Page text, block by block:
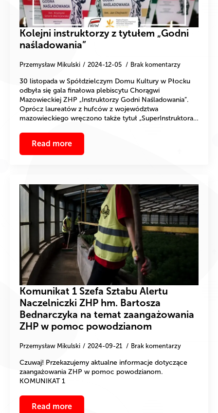
Kolejni instruktorzy z tytułem „Godni
naśladowania”
Przemysław Mikulski 2024-12-05 Brak komentarzy
30 listopada w Spółdzielczym Domu Kultury w Płocku
odbyła się gala finałowa plebiscytu Chorągwi
Mazowieckiej ZHP „Instruktorzy Godni Naśladowania”.
Oprócz laureatów z hufców z województwa
mazowieckiego wręczono także tytuł „SuperInstruktora…
Read more
Komunikat 1 Szefa Sztabu Alertu
Naczelniczki ZHP hm. Bartosza
Bednarczyka na temat zaangażowania
ZHP w pomoc powodzianom
Przemysław Mikulski 2024-09-21 Brak komentarzy
Czuwaj! Przekazujemy aktualne informacje dotyczące
zaangażowania ZHP w pomoc powodzianom.
KOMUNIKAT 1
Read more